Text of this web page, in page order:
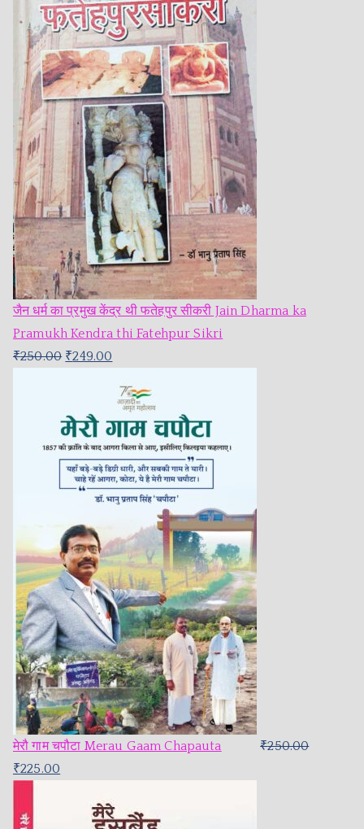
जैन धर्म का प्रमुख केंद्र थी फतेहपुर सीकरी Jain Dharma ka
Pramukh Kendra thi Fatehpur Sikri
₹250.00 ₹249.00
मेरौ गाम चपौटा Merau Gaam Chapauta ₹250.00
₹225.00